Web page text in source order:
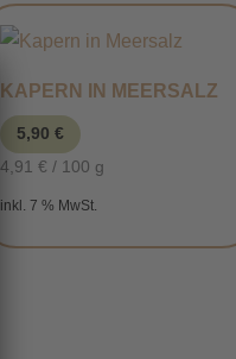
KAPERN IN MEERSALZ
5,90€
4,91€ / 100 g
inkl. 7 % MwSt.